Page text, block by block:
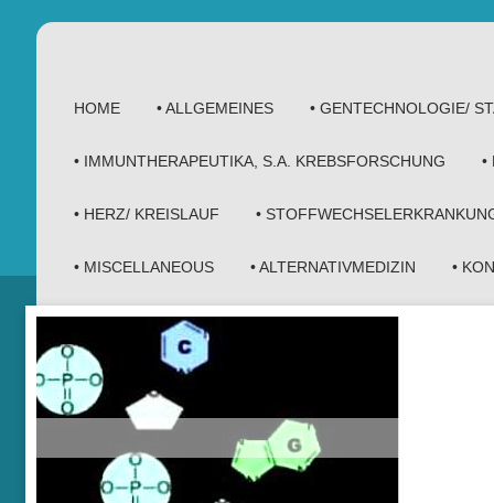
HOME • ALLGEMEINES • GENTECHNOLOGIE/
• IMMUNTHERAPEUTIKA, S.A. KREBSFORSCHUNG •
• HERZ/ KREISLAUF •
• MISCELLANEOUS • ALTERNATIVMEDIZIN •